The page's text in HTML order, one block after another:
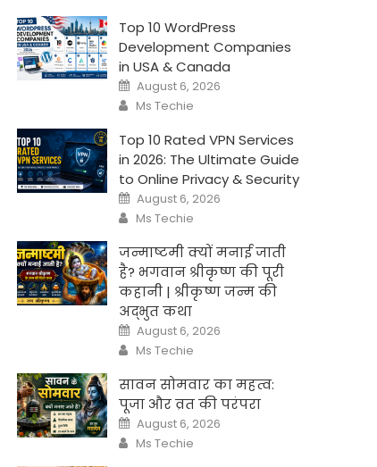
Top 10 WordPress
Development Companies
in USA & Canada
Posted
on
August 6, 2026
Author
Ms Techie
Top 10 Rated VPN Services
in 2026: The Ultimate Guide
to Online Privacy & Security
Posted
on
August 6, 2026
Author
Ms Techie
जन्माष्टमी क्यों मनाई जाती
है? भगवान श्रीकृष्ण की पूरी
कहानी | श्रीकृष्ण जन्म की
अद्भुत कथा
Posted
on
August 6, 2026
Author
Ms Techie
सावन सोमवार का महत्व:
पूजा और व्रत की परंपरा
Posted
on
August 6, 2026
Author
Ms Techie